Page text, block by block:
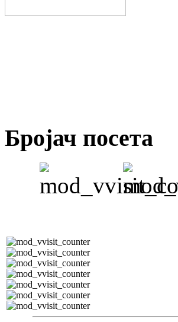
Бројач посета